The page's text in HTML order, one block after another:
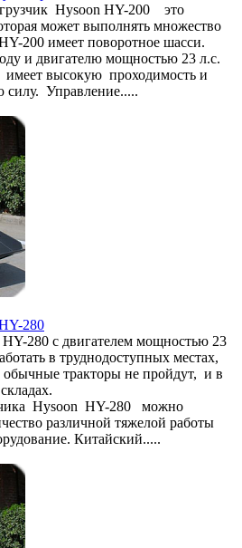
Hysoon HY-200 это
может выполнять множество
200 имеет поворотное шасси.
и двигателю мощностью 23 л.с.
высокую проходимость и
Управление.....
280
280 с двигателем мощностью 23
в труднодоступных местах,
обычные тракторы не пройдут, и в
Hysoon HY-280 можно
различной тяжелой работы
Китайский.....